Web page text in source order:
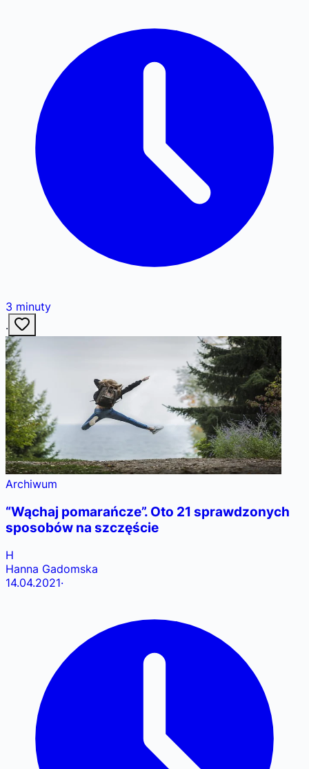
3 minuty
·
Archiwum
“Wąchaj pomarańcze”. Oto 21 sprawdzonych
sposobów na szczęście
H
Hanna Gadomska
14.04.2021·